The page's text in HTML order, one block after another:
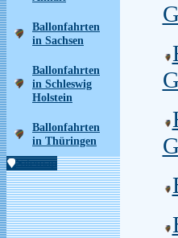
Ballonfahrten
in Sachsen
Ballonfahrten
in Schleswig
Holstein
Ballonfahrten
in Thüringen
Sitemap